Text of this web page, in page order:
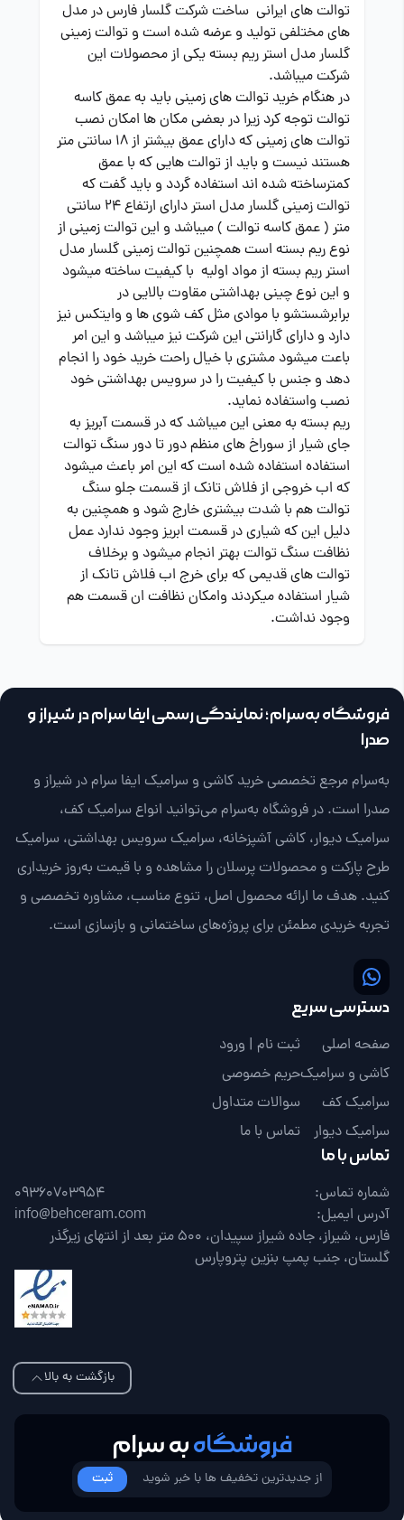
توالت های ایرانی ساخت شرکت گلسار فارس در مدل
های مختلفی تولید و عرضه شده است و توالت زمینی
گلسار مدل استر ریم بسته یکی از محصولات این
شرکت میباشد.
در هنگام خرید توالت های زمینی باید به عمق کاسه
توالت توجه کرد زیرا در بعضی مکان ها امکان نصب
توالت های زمینی که دارای عمق بیشتر از 18 سانتی متر
هستند نیست و باید از توالت هایی که با عمق
کمترساخته شده اند استفاده گردد و باید گفت که
توالت زمینی گلسار مدل استر دارای ارتفاع 24 سانتی
متر ( عمق کاسه توالت ) میباشد و این توالت زمینی از
نوع ریم بسته است همچنین توالت زمینی گلسار مدل
استر ریم بسته از مواد اولیه با کیفیت ساخته میشود
و این نوع چینی بهداشتی مقاوت بالایی در
برابرشستشو با موادی مثل کف شوی ها و وایتکس نیز
دارد و دارای گارانتی این شرکت نیز میباشد و این امر
باعت میشود مشتری با خیال راحت خرید خود را انجام
دهد و جنس با کیفیت را در سرویس بهداشتی خود
نصب واستفاده نماید.
ریم بسته به معنی این میباشد که در قسمت آبریز به
جای شیار از سوراخ های منظم دور تا دور سنگ توالت
استفاده استفاده شده است که این امر باعث میشود
که اب خروجی از فلاش تانک از قسمت جلو سنگ
توالت هم با شدت بیشتری خارج شود و همچنین به
دلیل این که شیاری در قسمت ابریز وجود ندارد عمل
نظافت سنگ توالت بهتر انجام میشود و برخلاف
توالت های قدیمی که برای خرج اب فلاش تانک از
شیار استفاده میکردند وامکان نظافت ان قسمت هم
وجود نداشت.
فروشگاه به‌سرام؛ نمایندگی رسمی ایفا سرام در شیراز و
صدرا
به‌سرام مرجع تخصصی خرید کاشی و سرامیک ایفا سرام در شیراز و
صدرا است. در فروشگاه به‌سرام می‌توانید انواع سرامیک کف،
سرامیک دیوار، کاشی آشپزخانه، سرامیک سرویس بهداشتی، سرامیک
طرح پارکت و محصولات پرسلان را مشاهده و با قیمت به‌روز خریداری
کنید. هدف ما ارائه محصول اصل، تنوع مناسب، مشاوره تخصصی و
تجربه خریدی مطمئن برای پروژه‌های ساختمانی و بازسازی است.
دسترسی سریع
صفحه اصلی
کاشی و سرامیک
سرامیک کف
سرامیک دیوار
ثبت نام | ورود
حریم خصوصی
سوالات متداول
تماس با ما
تماس با ما
شماره تماس:
09360703954
آدرس ایمیل:
info@behceram.com
فارس، شیراز، جاده شیراز سپیدان، 500 متر بعد از انتهای زیرگذر
گلستان، جنب پمپ بنزین پتروپارس
بازگشت به بالا
فروشگاهبه سرام
ثبت